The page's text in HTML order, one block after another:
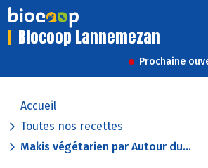
Biocoop Lannemezan
Prochaine
Accueil
Toutes nos recettes
Makis végétarien par Autour du...